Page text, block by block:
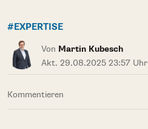
#EXPERTISE
Von Martin Kubesch
Akt. 29.08.2025 23:57 Uhr
Kommentieren